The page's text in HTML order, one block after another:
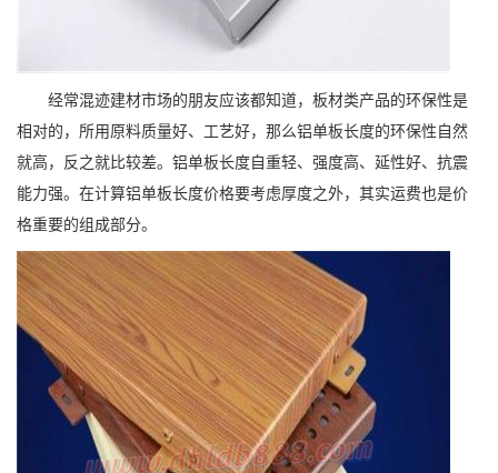
经常混迹建材市场的朋友应该都知道，板材类产品的环保性是
相对的，所用原料质量好、工艺好，那么铝单板长度的环保性自然
就高，反之就比较差。铝单板长度自重轻、强度高、延性好、抗震
能力强。在计算铝单板长度价格要考虑厚度之外，其实运费也是价
格重要的组成部分。